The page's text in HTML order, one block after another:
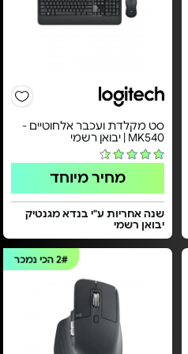
סט מקלדת ועכבר אלחוטיים -
MK540 | יבואן רשמי
מחיר מיוחד
שנה אחריות ע"י בנדא מגנטיק
יבואן רשמי
2#הכי נמכר